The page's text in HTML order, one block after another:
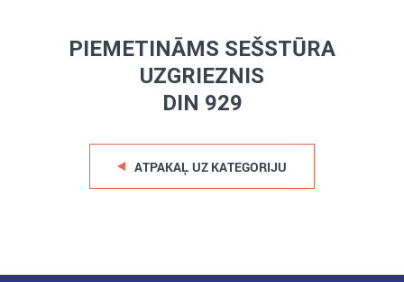
PIEMETINĀMS SEŠSTŪRA
UZGRIEZNIS
DIN 929
ATPAKAĻ UZ KATEGORIJU